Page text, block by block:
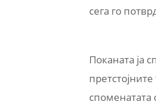
сега го
Поканата ја
споменатата